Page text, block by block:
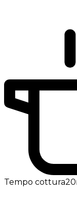
Tempo cottura